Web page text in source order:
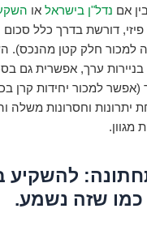
אם נדל"ן בישראל או
דורשת בדרך כלל סכום
בניירות ערך, אפשרית גם
(אפשר למכור יחידות קרן
וחסרונות משלה
מגוון.
להשקיע
שזה נשמע.